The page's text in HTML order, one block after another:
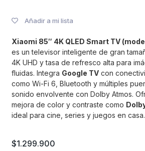
Añadir a mi lista
Xiaomi 85″ 4K QLED Smart TV
es un televisor inteligente de gran
4K UHD y tasa de refresco alta para
fluidas. Integra Google TV con
como Wi-Fi 6, Bluetooth y múltiples
sonido envolvente con Dolby Atmos.
mejora de color y contraste como
ideal para cine, series y juegos en casa.
$1.299.900